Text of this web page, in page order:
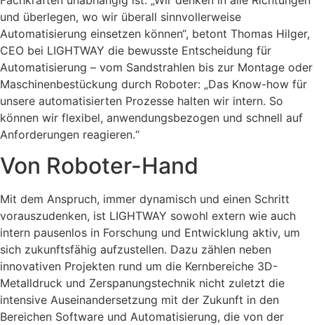
und überlegen, wo wir überall sinnvollerweise
Automatisierung einsetzen können“, betont Thomas Hilger,
CEO bei LIGHTWAY die bewusste Entscheidung für
Automatisierung – vom Sandstrahlen bis zur Montage oder
Maschinenbestückung durch Roboter: „Das Know-how für
unsere automatisierten Prozesse halten wir intern. So
können wir flexibel, anwendungsbezogen und schnell auf
Anforderungen reagieren.“
Von Roboter-Hand
Mit dem Anspruch, immer dynamisch und einen Schritt
vorauszudenken, ist LIGHTWAY sowohl extern wie auch
intern pausenlos in Forschung und Entwicklung aktiv, um
sich zukunftsfähig aufzustellen. Dazu zählen neben
innovativen Projekten rund um die Kernbereiche 3D-
Metalldruck und Zerspanungstechnik nicht zuletzt die
intensive Auseinandersetzung mit der Zukunft in den
Bereichen Software und Automatisierung, die von der